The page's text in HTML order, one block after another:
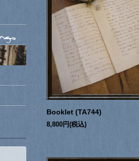
Booklet (TA744)
8,800円(税込)